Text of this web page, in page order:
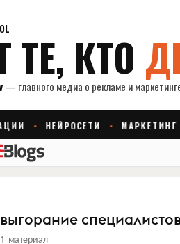
выгорание
1 материал